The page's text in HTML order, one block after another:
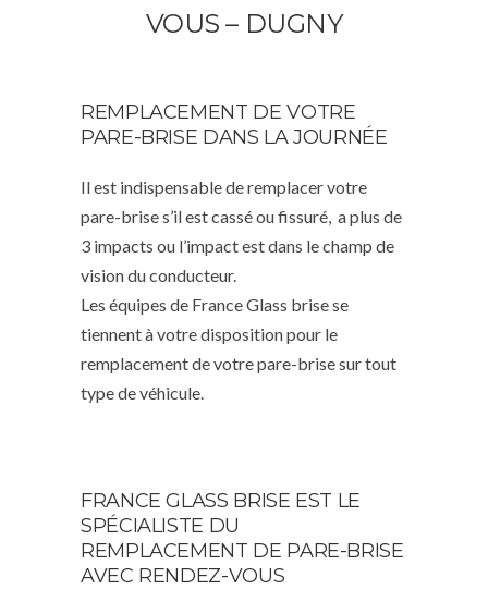
VOUS – DUGNY
REMPLACEMENT DE VOTRE
PARE-BRISE DANS LA JOURNÉE
Il est indispensable de remplacer votre
pare-brise s’il est cassé ou fissuré, a plus de
3 impacts ou l’impact est dans le champ de
vision du conducteur.
Les équipes de France Glass brise se
tiennent à votre disposition pour le
remplacement de votre pare-brise sur tout
type de véhicule.
FRANCE GLASS BRISE EST LE
SPÉCIALISTE DU
REMPLACEMENT DE PARE-BRISE
AVEC RENDEZ-VOUS